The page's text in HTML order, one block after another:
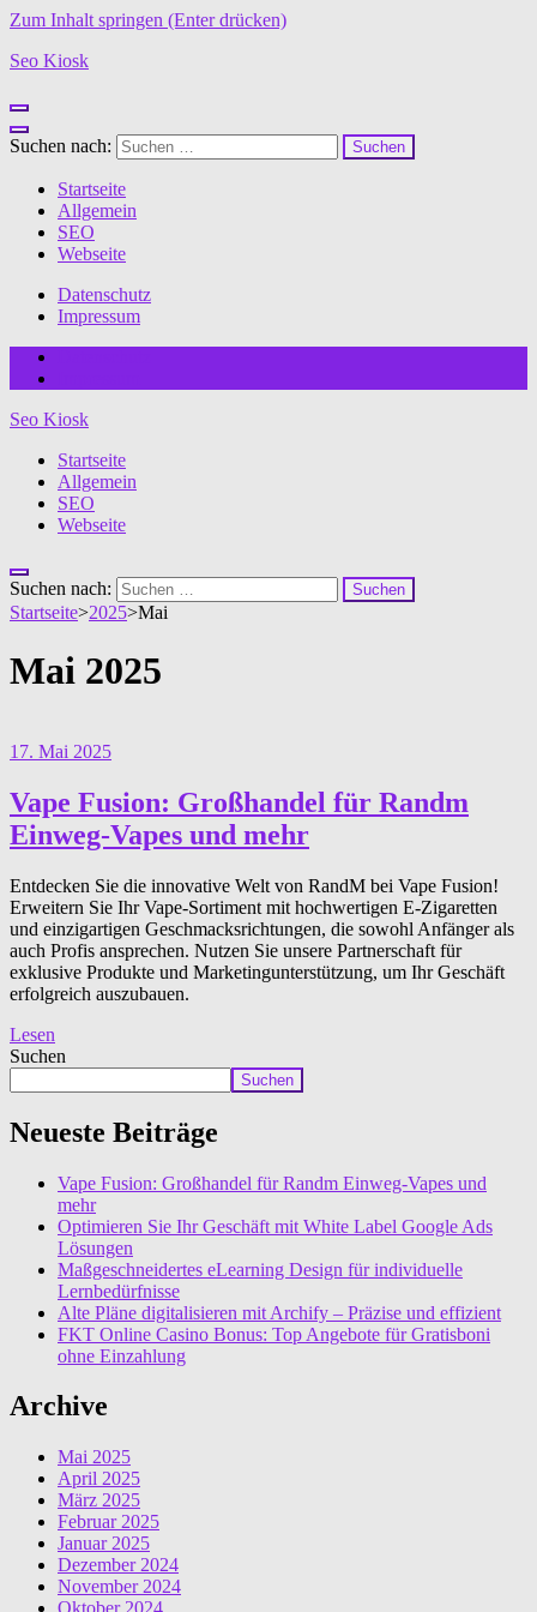
Zum Inhalt springen (Enter drücken)
Seo Kiosk
Suchen nach:
Startseite
Allgemein
SEO
Webseite
Datenschutz
Impressum
Seo Kiosk
Startseite
Allgemein
SEO
Webseite
Suchen nach:
Startseite>2025>Mai
Mai 2025
17. Mai 2025
Vape Fusion: Großhandel für Randm
Einweg-Vapes und mehr
Entdecken Sie die innovative Welt von RandM bei Vape Fusion!
Erweitern Sie Ihr Vape-Sortiment mit hochwertigen E-Zigaretten
und einzigartigen Geschmacksrichtungen, die sowohl Anfänger als
auch Profis ansprechen. Nutzen Sie unsere Partnerschaft für
exklusive Produkte und Marketingunterstützung, um Ihr Geschäft
erfolgreich auszubauen.
Lesen
Suchen
Suchen
Neueste Beiträge
Vape Fusion: Großhandel für Randm Einweg-Vapes und
mehr
Optimieren Sie Ihr Geschäft mit White Label Google Ads
Lösungen
Maßgeschneidertes eLearning Design für individuelle
Lernbedürfnisse
Alte Pläne digitalisieren mit Archify – Präzise und effizient
FKT Online Casino Bonus: Top Angebote für Gratisboni
ohne Einzahlung
Archive
Mai 2025
April 2025
März 2025
Februar 2025
Januar 2025
Dezember 2024
November 2024